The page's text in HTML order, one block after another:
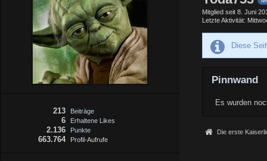
Beiträge
213
Erhaltene Likes
6
Punkte
2.136
Profil-Aufrufe
663.764
Mitglied seit 8. Juni
Letzte Aktivität
Diese
Pinnwand
Es wurden
Die erste